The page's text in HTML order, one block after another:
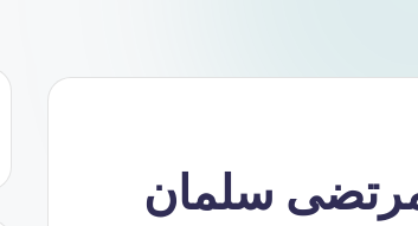
سلمان